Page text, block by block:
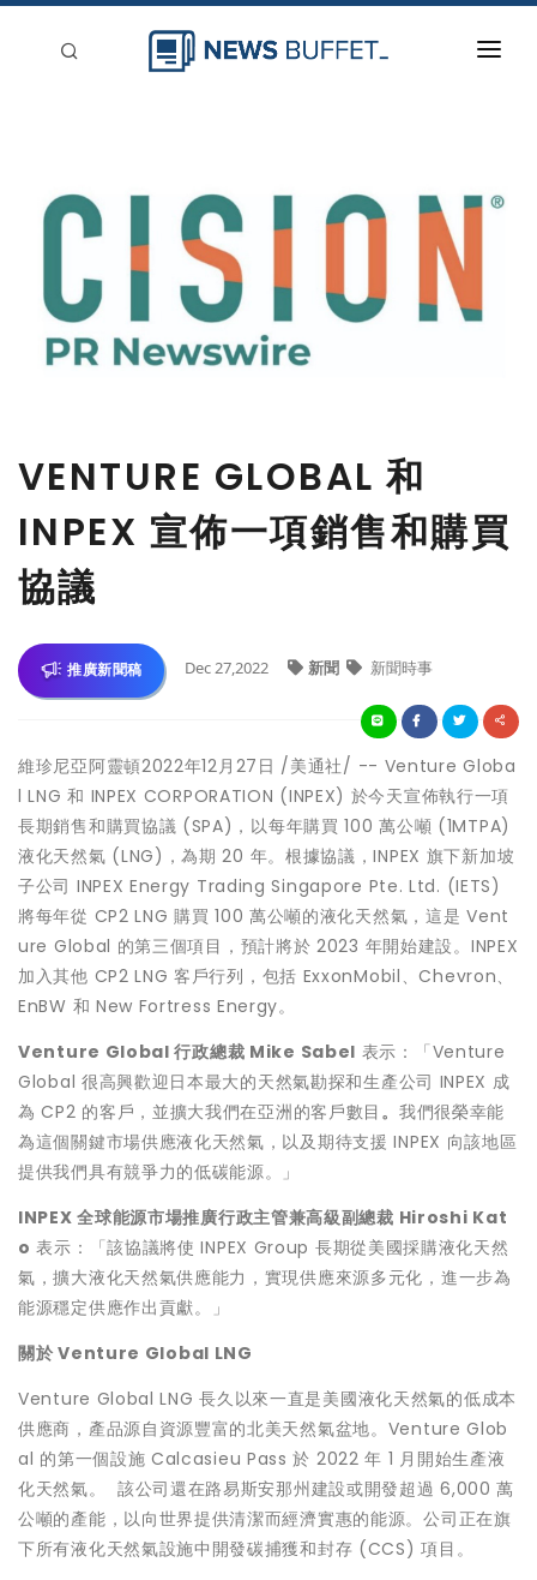
登入
VENTURE GLOBAL 和
INPEX 宣佈一項銷售和購買
協議
推廣新聞稿 Dec 27,2022 新聞 新聞時事
維珍尼亞阿靈頓2022年12月27日 /美通社/ -- Venture Globa
l LNG 和 INPEX CORPORATION (INPEX) 於今天宣佈執行一項
長期銷售和購買協議 (SPA)，以每年購買 100 萬公噸 (1MTPA)
液化天然氣 (LNG)，為期 20 年。根據協議，INPEX 旗下新加坡
子公司 INPEX Energy Trading Singapore Pte. Ltd. (IETS)
將每年從 CP2 LNG 購買 100 萬公噸的液化天然氣，這是 Vent
ure Global 的第三個項目，預計將於 2023 年開始建設。INPEX
加入其他 CP2 LNG 客戶行列，包括 ExxonMobil、Chevron、
EnBW 和 New Fortress Energy。
Venture Global 行政總裁 Mike Sabel 表示：「Venture
Global 很高興歡迎日本最大的天然氣勘探和生產公司 INPEX 成
為 CP2 的客戶，並擴大我們在亞洲的客戶數目 。 我們很榮幸能
為這個關鍵市場供應液化天然氣，以及期待支援 INPEX 向該地區
提供我們具有競爭力的低碳能源。」
INPEX全球能源市場推廣行政主管兼高級副總裁 Hiroshi Kat
o 表示：「該協議將使 INPEX Group 長期從美國採購液化天然
氣，擴大液化天然氣供應能力，實現供應來源多元化，進一步為
能源穩定供應作出貢獻。」
關於 Venture Global LNG
Venture Global LNG 長久以來一直是美國液化天然氣的低成本
供應商，產品源自資源豐富的北美天然氣盆地。Venture Glob
al 的第一個設施 Calcasieu Pass 於 2022 年 1 月開始生產液
化天然氣。 該公司還在路易斯安那州建設或開發超過 6,000 萬
公噸的產能，以向世界提供清潔而經濟實惠的能源。公司正在旗
下所有液化天然氣設施中開發碳捕獲和封存 (CCS) 項目。